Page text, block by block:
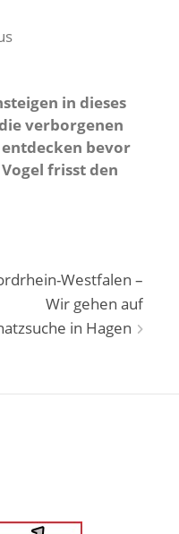
in dieses
verborgenen
bevor
frisst den
Westfalen –
Wir gehen auf
in Hagen